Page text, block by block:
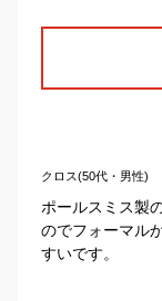
クロス(50代・男性)
ポールスミス製
のでフォーマル
すいです。